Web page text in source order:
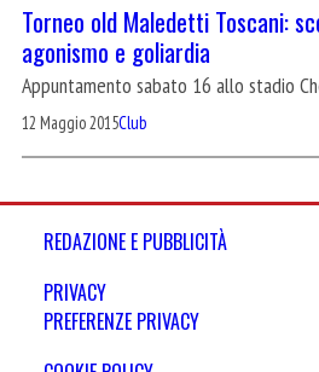
Torneo old Maledetti Toscani:
agonismo e goliardia
Appuntamento sabato 16 allo stadio
12 Maggio 2015Club
REDAZIONE E PUBBLICITÀ
PRIVACY
PREFERENZE PRIVACY